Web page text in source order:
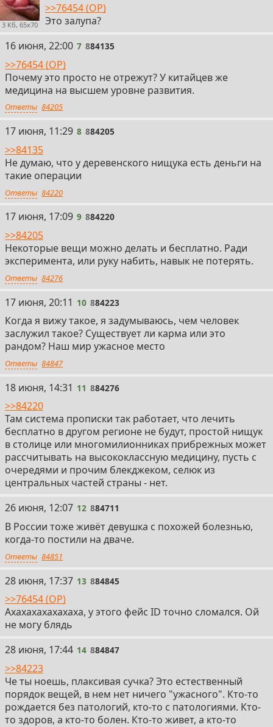
3 Кб, 65x70
>>76454 (OP)
Это залупа?
7
16 июня, 22:00 7 884135
>>76454 (OP)
Почему это просто не отрежут? У китайцев же
медицина на высшем уровне развития.
Ответы 84205
8
17 июня, 11:29 8 884205
>>84135
Не думаю, что у деревенского нищука есть деньги на
такие операции
Ответы 84220
9
17 июня, 17:09 9 884220
>>84205
Некоторые вещи можно делать и бесплатно. Ради
эксперимента, или руку набить, навык не потерять.
Ответы 84276
10
17 июня, 20:11 10 884223
Когда я вижу такое, я задумываюсь, чем человек
заслужил такое? Существует ли карма или это
рандом? Наш мир ужасное место
Ответы 84847
11
18 июня, 14:31 11 884276
>>84220
Там система прописки так работает, что лечить
бесплатно в другом регионе не будут, простой нищук
в столице или многомилионниках прибрежных может
рассчитывать на высококлассную медицину, пусть с
очередями и прочим блекджеком, селюк из
центральных частей страны - нет.
12
26 июня, 12:07 12 884711
В России тоже живёт девушка с похожей болезнью,
когда-то постили на дваче.
Ответы 84851
13
28 июня, 17:37 13 884845
>>76454 (OP)
Ахахахахахахаха, у этого фейс ID точно сломался. Ой
не могу блядь
14
28 июня, 17:44 14 884847
>>84223
Че ты ноешь, плаксивая сучка? Это естественный
порядок вещей, в нем нет ничего "ужасного". Кто-то
рождается без патологий, кто-то с патологиями. Кто-
то здоров, а кто-то болен. Кто-то живет, а кто-то